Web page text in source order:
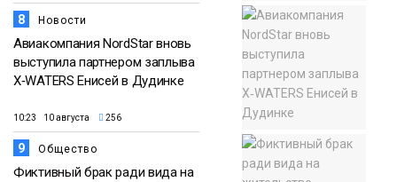
8 Новости
Авиакомпания NordStar вновь
выступила партнером заплыва
X‑WATERS Енисей в Дудинке
10:23 10 августа 256
9 Общество
Фиктивный брак ради вида на